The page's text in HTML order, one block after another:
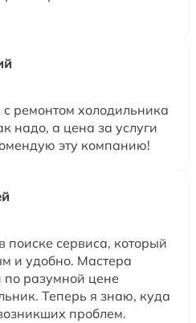
ремонтом холодильника
надо, а цена за услуги
эту компанию!
поиске сервиса, который
и удобно. Мастера
по разумной цене
Теперь я знаю, куда
проблем.